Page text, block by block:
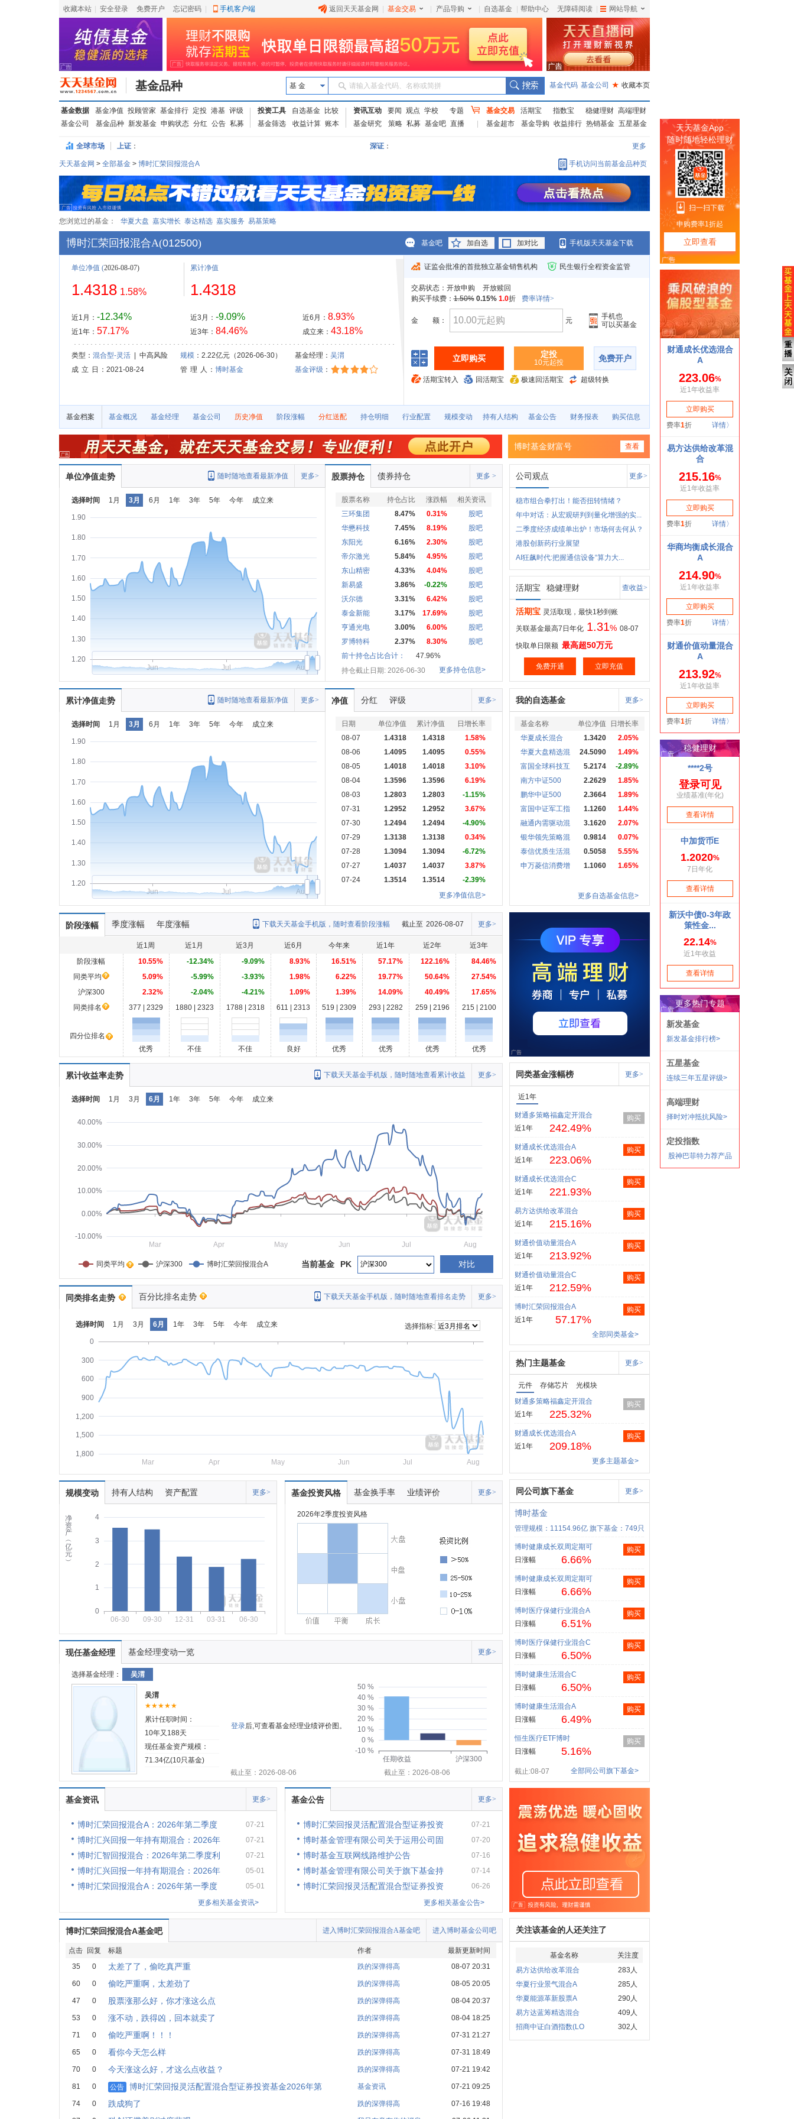
收藏本站 安全登录 免费开户 忘记密码 手机客户端 返回天天基金网 基金交易 产品导购 自选基金 帮助中心 无障碍阅读 网站导航
基金品种 基 金 请输入基金代码、名称或简拼 基金代码 基金公司 ★ 收藏本页
基金数据 基金净值 投顾管家 基金排行 定投 港基 评级
基金公司
基金品种 新发基金 申购状态 分红 公告 私募
投资工具 自选基金
比较
基金筛选
收益计算 账本
资讯互动 要闻 观点 学校
专题
基金研究
策略 私募 基金吧 直播
基金交易 活期宝 指数宝 稳健理财 高端理财
基金超市
基金导购 收益排行 热销基金 五星基金
全球市场 上证： 深证： 更多
天天基金网 > 全部基金 > 博时汇荣回报混合A 手机访问当前基金品种页
您浏览过的基金： 华夏大盘 嘉实增长 泰达精选 嘉实服务 易基策略
博时汇荣回报混合A(012500) 基金吧 加自选 加对比 手机版天天基金下载
单位净值 (2026-08-07)
1.4318 1.58%
近1月： -12.34%
近1年： 57.17%
累计净值
1.4318
近3月： -9.09%
近3年： 84.46%
近6月： 8.93%
成立来： 43.18%
类型： 混合型-灵活| 中高风险 规模：2.22亿元（2026-06-30） 基金经理： 吴渭
成 立 日
：2021-08-24 管 理 人 ： 博时基金 基金评级 ：
证监会批准的首批独立基金销售机构 民生银行全程资金监管
交易状态： 开放申购
开放赎回
购买手续费：1.50% 0.15% 1.0折 费率详情>
金 额： 元
手机也
可以买基金
立即购买 定投
10元起投 免费开户
活期宝转入 回活期宝 极速回活期宝 超级转换
基金档案 基金概况 基金经理 基金公司 历史净值 阶段涨幅 分红送配 持仓明细 行业配置 规模变动 持有人结构 基金公告 财务报表 购买信息
博时基金财富号 查看
单位净值走势 更多>
随时随地查看最新净值
选择时间 1月 3月 6月 1年 3年 5年 今年 成立来
1.20
1.30
1.40
1.50
1.60
1.70
1.80
1.90
Jun Jul Aug
股票持仓 债券持仓 更多 >
股票名称 持仓占比 涨跌幅
相关资讯
三环集团
8.47% 0.31%
股吧
华懋科技
7.45% 8.19%
股吧
东阳光
6.16% 2.30%
股吧
帝尔激光
5.84% 4.95%
股吧
东山精密
4.33% 4.04%
股吧
新易盛
3.86% -0.22%
股吧
沃尔德
3.31% 6.42%
股吧
泰金新能
3.17% 17.69%
股吧
亨通光电
3.00% 6.00%
股吧
罗博特科
2.37% 8.30%
股吧
前十持仓占比合计：
47.96%
持仓截止日期: 2026-06-30
更多持仓信息>
公司观点 更多>
稳市组合拳打出！能否扭转情绪？
年中对话：从宏观研判到量化增强的实...
二季度经济成绩单出炉！市场何去何从？
港股创新药行业展望
AI狂飙时代:把握通信设备“算力大...
活期宝 稳健理财 查收益>
活期宝 灵活取现，最快1秒到账
关联基金最高7日年化 1.31% 08-07
快取单日限额 最高超50万元
免费开通 立即充值
累计净值走势 更多>
随时随地查看最新净值
选择时间 1月 3月 6月 1年 3年 5年 今年 成立来
1.20
1.30
1.40
1.50
1.60
1.70
1.80
1.90
Jun Jul Aug
净值 分红 评级 更多>
日期 单位净值 累计净值
日增长率
08-07
1.4318 1.4318
1.58%
08-06
1.4095 1.4095
0.55%
08-05
1.4018 1.4018
3.10%
08-04
1.3596 1.3596
6.19%
08-03
1.2803 1.2803
-1.15%
07-31
1.2952 1.2952
3.67%
07-30
1.2494 1.2494
-4.90%
07-29
1.3138 1.3138
0.34%
07-28
1.3094 1.3094
-6.72%
07-27
1.4037 1.4037
3.87%
07-24
1.3514 1.3514
-2.39%
更多净值信息>
我的自选基金 更多>
基金名称 单位净值
日增长率
华夏成长混合
1.3420
2.05%
华夏大盘精选混
24.5090
1.49%
富国全球科技互
5.2174
-2.89%
南方中证500
2.2629
1.85%
鹏华中证500
2.3664
1.89%
富国中证军工指
1.1260
1.44%
融通内需驱动混
3.1620
2.07%
银华领先策略混
0.9814
0.07%
泰信优质生活混
0.5058
5.55%
申万菱信消费增
1.1060 1.65%
更多自选基金信息>
阶段涨幅 季度涨幅 年度涨幅 更多>
截止至 2026-08-07
下载天天基金手机版，随时查看阶段涨幅
近1周 近1月 近3月 近6月 今年来 近1年 近2年
近3年
阶段涨幅
10.55% -12.34% -9.09% 8.93% 16.51% 57.17% 122.16%
84.46%
同类平均
5.09% -5.99% -3.93% 1.98% 6.22% 19.77% 50.64%
27.54%
沪深300
2.32% -2.04% -4.21% 1.09% 1.39% 14.09% 40.49%
17.65%
同类排名
377 | 2329 1880 | 2323 1788 | 2318 611 | 2313 519 | 2309 293 | 2282 259 | 2196 215 | 2100
四分位排名
优秀
不佳 不佳 良好 优秀 优秀 优秀 优秀
累计收益率走势 更多>
下载天天基金手机版，随时随地查看累计收益
选择时间 1月 3月 6月 1年 3年 5年 今年 成立来
-10.00%
0.00%
10.00%
20.00%
30.00%
40.00%
Mar Apr May Jun Jul Aug
同类平均 沪深300 博时汇荣回报混合A 对比
PK
当前基金
同类排名走势 百分比排名走势 更多>
下载天天基金手机版，随时随地查看排名走势
选择时间 1月 3月 6月 1年 3年 5年 今年 成立来
选择指标:
0
300
600
900
1,200
1,500
1,800
Mar
Apr May Jun Jul Aug
规模变动 持有人结构 资产配置 更多>
净
资
产
︵
亿
元
︶
0
1
2
3
4
06-30 09-30 12-31 03-31 06-30
基金投资风格 基金换手率 业绩评价 更多>
2026年2季度投资风格
现任基金经理 基金经理变动一览 更多>
选择基金经理： 吴渭
吴渭
★★★★★
累计任职时间：
10年又188天
现任基金资产规模：
71.34亿(10只基金)
登录后,可查看基金经理业绩评价图。
-10 %
0 %
10 %
20 %
30 %
40 %
50 %
任期收益
沪深300
截止至：2026-08-06
截止至：2026-08-06
基金资讯 更多>
博时汇荣回报混合A：2026年第二季度 07-21
博时汇兴回报一年持有期混合：2026年 07-21
博时汇智回报混合：2026年第二季度利 07-21
博时汇兴回报一年持有期混合：2026年 05-01
博时汇荣回报混合A：2026年第一季度
05-01
更多相关基金资讯>
基金公告 更多>
博时汇荣回报灵活配置混合型证券投资 07-21
博时基金管理有限公司关于运用公司固 07-20
博时基金互联网线路维护公告 07-16
博时基金管理有限公司关于旗下基金持 07-14
博时汇荣回报灵活配置混合型证券投资
06-26
更多相关基金公告>
博时汇荣回报混合A基金吧 进入博时基金公司吧
进入博时汇荣回报混合A基金吧
点击 回复 标题 作者
最新更新时间
35
0 太差了了，偷吃真严重 跌的深弹得高 08-07 20:31
60 0 偷吃严重啊，太差劲了 跌的深弹得高 08-05 20:05
47 0 股票涨那么好，你才涨这么点 跌的深弹得高 08-04 20:37
53 0 涨不动，跌得凶，回本就卖了 跌的深弹得高 08-04 18:25
71 0 偷吃严重啊！！！ 跌的深弹得高 07-31 21:27
65 0 看你今天怎么样 跌的深弹得高 07-31 18:49
70 0 今天涨这么好，才这么点收益？ 跌的深弹得高 07-21 19:42
81 0 公告 博时汇荣回报灵活配置混合型证券投资基金2026年第 基金资讯 07-21 09:25
74 0 跌成狗了 跌的深弹得高 07-16 19:48
同类基金涨幅榜 更多>
近1年
财通多策略福鑫定开混合
近1年
242.49%
购买
财通成长优选混合A
近1年
223.06%
购买
财通成长优选混合C
近1年
221.93%
购买
易方达供给改革混合
近1年
215.16%
购买
财通价值动量混合A
近1年
213.92%
购买
财通价值动量混合C
近1年
212.59%
购买
博时汇荣回报混合A
近1年
57.17%
购买
全部同类基金>
热门主题基金 更多>
元件 存储芯片
光模块
财通多策略福鑫定开混合
近1年
225.32%
购买
财通成长优选混合A
近1年
209.18%
购买
更多主题基金>
同公司旗下基金 更多>
博时基金
管理规模：11154.96亿 旗下基金：749只
博时健康成长双周定期可
日涨幅
6.66%
购买
博时健康成长双周定期可
日涨幅
6.66%
购买
博时医疗保健行业混合A
日涨幅
6.51%
购买
博时医疗保健行业混合C
日涨幅
6.50%
购买
博时健康生活混合C
日涨幅
6.50%
购买
博时健康生活混合A
日涨幅
6.49%
购买
恒生医疗ETF博时
日涨幅
5.16%
购买
截止:08-07 全部同公司旗下基金>
关注该基金的人还关注了
基金名称
关注度
易方达供给改革混合
283人
华夏行业景气混合A
285人
华夏能源革新股票A
290人
易方达蓝筹精选混合
409人
招商中证白酒指数(LO
302人